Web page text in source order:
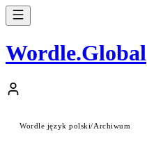
Wordle.Global
Wordle język polski/Archiwum